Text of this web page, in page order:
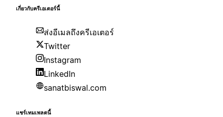
เกี่ยวกับครีเอเตอร์นี้
ส่งอีเมลถึงครีเอเตอร์
Twitter
Instagram
LinkedIn
sanatbiswal.com
แชร์เทมเพลตนี้